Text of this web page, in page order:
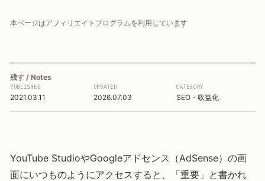
本ページはアフィリエイトプログラムを利用しています
残す / Notes
PUBLISHED
2021.03.11
UPDATED
2026.07.03
CATEGORY
SEO・収益化
YouTube StudioやGoogleアドセンス（AdSense）の画
面にいつものようにアクセスすると、「重要」と書かれ